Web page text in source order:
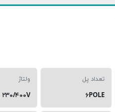
تعداد پل
۶POLE
ولتاژ
۲۳۰/۴۰۰V